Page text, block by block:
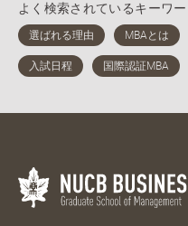
よく検索されているキーワー